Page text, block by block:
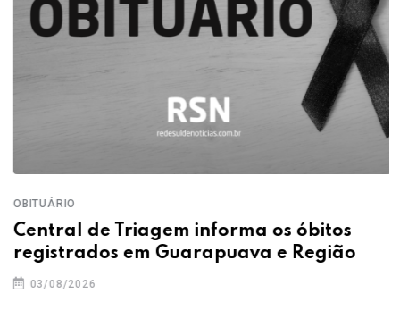
OBITUÁRIO
Central de Triagem informa os óbitos
registrados em Guarapuava e Região
03/08/2026